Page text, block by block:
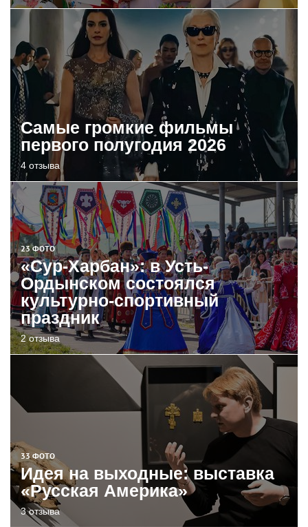
Самые громкие фильмы
первого полугодия 2026
4 отзыва
23 ФОТО
«Сур-Харбан»: в Усть-
Ордынском состоялся
культурно-спортивный
праздник
2 отзыва
33 ФОТО
Идея на выходные: выставка
«Русская Америка»
3 отзыва